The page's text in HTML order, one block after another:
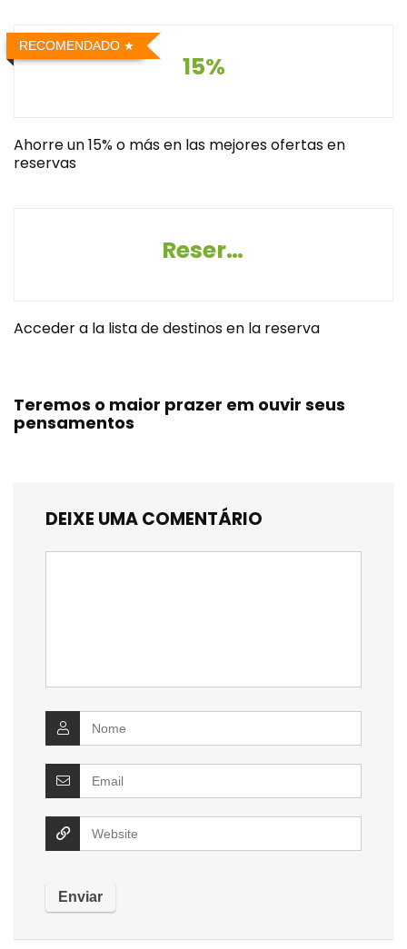
RECOMENDADO
15%
Ahorre un 15% o más en las mejores ofertas en
reservas
Reserva destinos
Acceder a la lista de destinos en la reserva
Teremos o maior prazer em ouvir seus
pensamentos
DEIXE UMA COMENTÁRIO